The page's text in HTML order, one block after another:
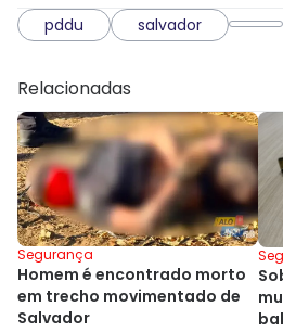
pddu salvador
Relacionadas
Segurança
Homem é encontrado morto
em trecho movimentado de
Salvador